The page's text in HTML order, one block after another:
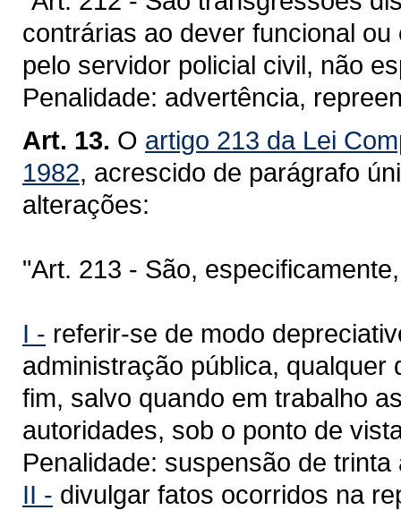
contrárias ao dever funcional
pelo servidor policial civil, não
Penalidade: advertência,
Art. 13. O artigo 213 da Lei
1982, acrescido de parágrafo
alterações:
"Art. 213 - São,
I - referir-se de modo
administração pública,
fim, salvo quando em trabalho
autoridades, sob o ponto de
Penalidade: suspensão de
II - divulgar fatos ocorridos na